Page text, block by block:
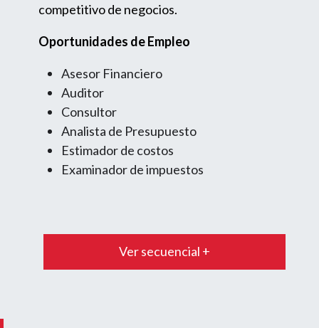
competitivo de negocios.
Oportunidades de Empleo
Asesor Financiero
Auditor
Consultor
Analista de Presupuesto
Estimador de costos
Examinador de impuestos
Ver secuencial +